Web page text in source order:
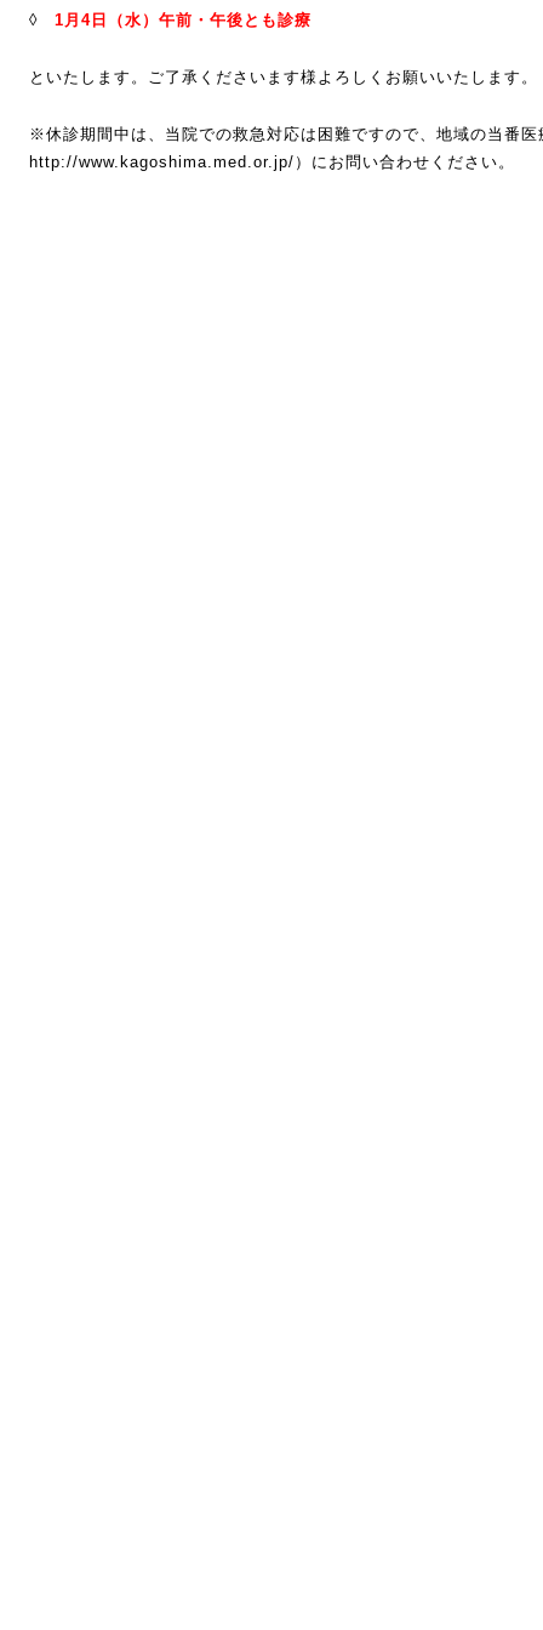
◊ 1月4 日（水）午前・午後とも診療
といたします。ご了承くださいます様よろしくお願いいたします。
※休診期間中は、当院での救急対応は困難ですので、地域の当番
http://www.kagoshima.med.or.jp/ ）にお問い合わせください。